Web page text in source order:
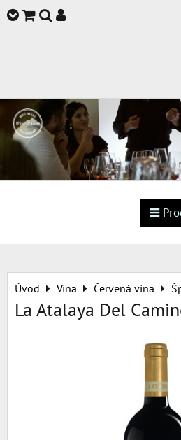
Úvod Vína Červená vína
La Atalaya Del